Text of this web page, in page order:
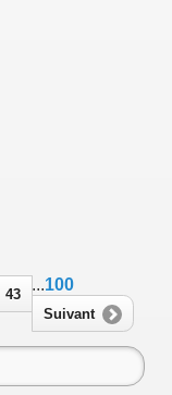
43
...100
Suivant